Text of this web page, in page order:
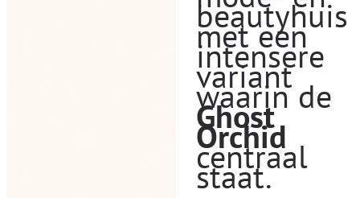
beautyhuis
met een
intensere
variant
waarin de
Ghost
Orchid
centraal
staat.